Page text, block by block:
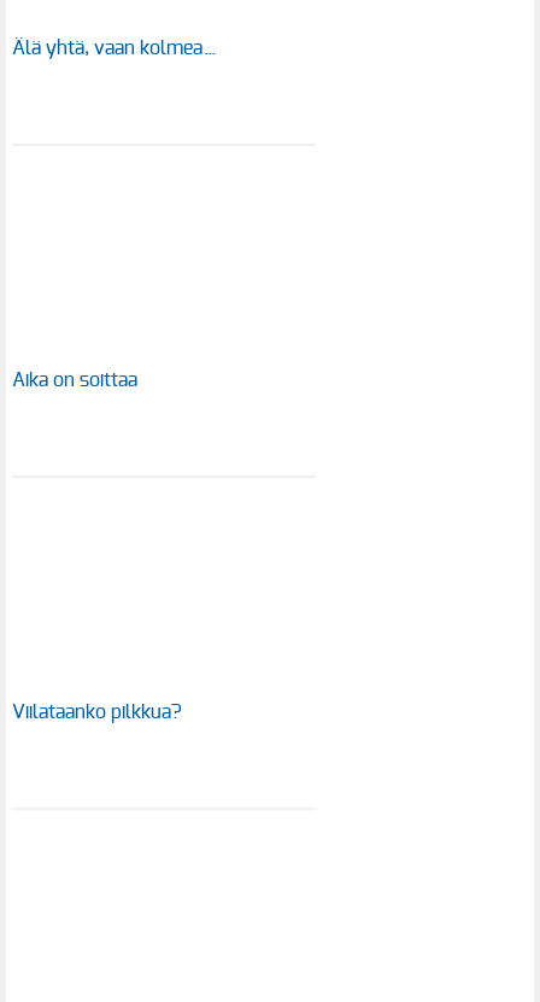
Älä yhtä, vaan kolmea…
Aika on soittaa
Viilataanko pilkkua?